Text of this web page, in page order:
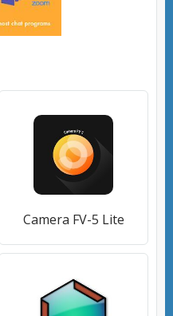
Camera FV-5 Lite